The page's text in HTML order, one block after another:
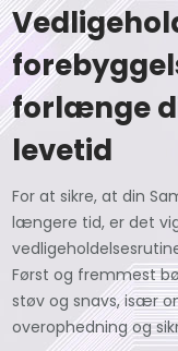
forlænge
levetid
For at sikre, at din
længere tid, er det
Først og fremmest
støv og snavs, især
overophedning og